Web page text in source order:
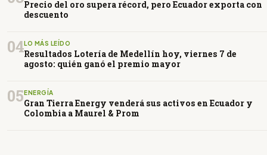
Precio del oro supera récord, pero Ecuador exporta con
descuento
04LO MÁS LEÍDO
Resultados Lotería de Medellín hoy, viernes 7 de
agosto: quién ganó el premio mayor
05ENERGÍA
Gran Tierra Energy venderá sus activos en Ecuador y
Colombia a Maurel & Prom